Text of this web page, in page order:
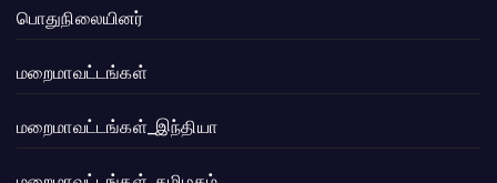
பொதுநிலையினர்
மறைமாவட்டங்கள்
மறைமாவட்டங்கள்_இந்தியா